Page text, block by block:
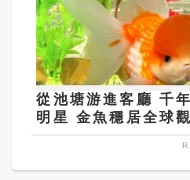
從池塘游進客廳 千
明星 金魚穩居全球
位